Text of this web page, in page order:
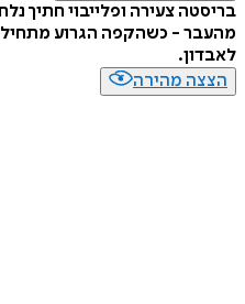
בריסטה צעירה ופלייבוי חתיך
מהעבר - כשהקפה הגרוע מתחיל
לאבדון.
הצצה מהירה